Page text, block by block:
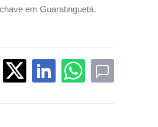
em Guaratinguetá.